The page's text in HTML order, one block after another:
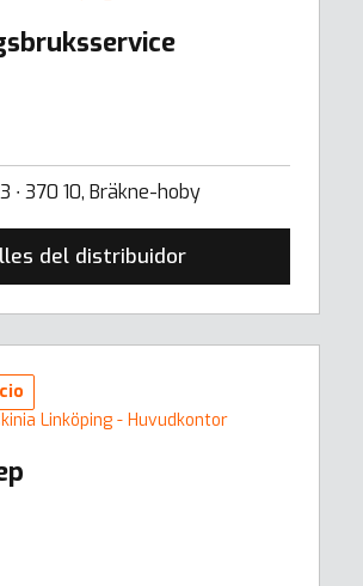
∙ 370 10, Bräkne-hoby
del distribuidor
Linköping - Huvudkontor